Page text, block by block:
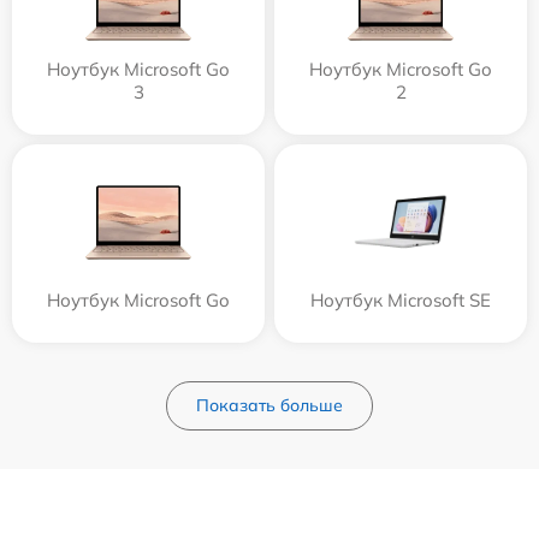
Ноутбук Microsoft Go
3
Ноутбук Microsoft Go
2
Ноутбук Microsoft Go Ноутбук Microsoft SE
Показать больше